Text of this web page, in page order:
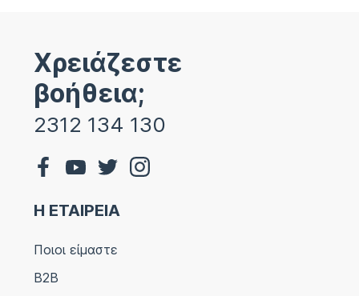
Χρειάζεστε
βοήθεια;
2312 134 130
Η ΕΤΑΙΡΕΙΑ
Ποιοι είμαστε
B2B